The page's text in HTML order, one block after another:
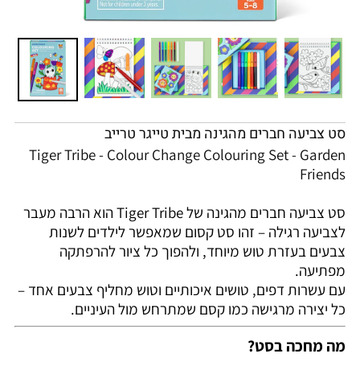
סט צביעה חברים מהגינה מבית טייגר טרייב
Tiger Tribe - Colour Change Colouring Set - Garden
Friends
סט צביעה חברים מהגינה של Tiger Tribe הוא הרבה מעבר
לצביעה רגילה – זהו סט קסום שמאפשר לילדים לשנות
צבעים בעזרת טוש מיוחד, ולהפוך כל ציור להרפתקה
מפתיעה.
עם עשרות דפים, טושים איכותיים וטוש מחליף צבעים אחד –
כל יצירה מרגישה כמו קסם שמתרחש מול העיניים.
מה מחכה בסט?